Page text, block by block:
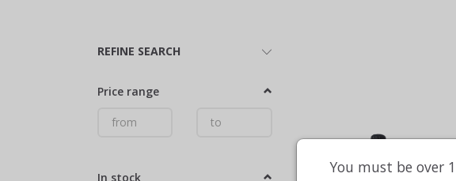
REFINE SEARCH
Price range
In stock
You must be over